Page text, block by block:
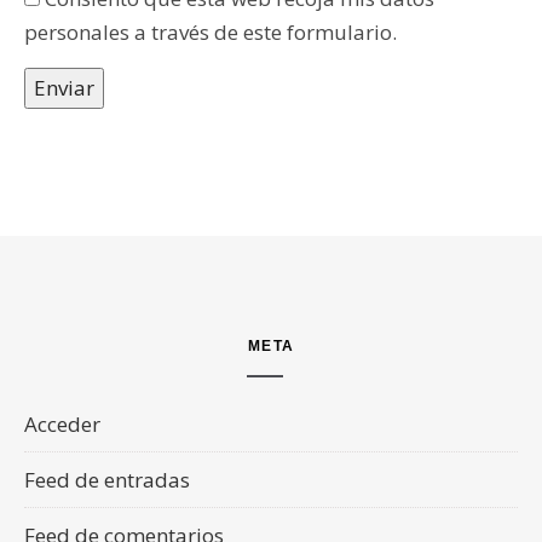
personales a través de este formulario.
Enviar
META
Acceder
Feed de entradas
Feed de comentarios